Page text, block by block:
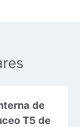
de
T5 de